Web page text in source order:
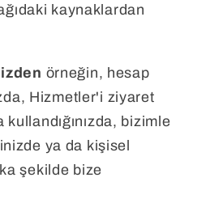
kaynaklardan
örneğin, hesap
Hizmetler'i ziyaret
bizimle
ya da kişisel
şekilde bize